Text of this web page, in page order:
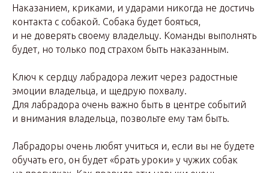
Наказанием, криками, и ударами никогда не достичь
контакта с собакой. Собака будет бояться,
и не доверять своему владельцу. Команды выполнять
будет, но только под страхом быть наказанным.
Ключ к сердцу лабрадора лежит через радостные
эмоции владельца, и щедрую похвалу.
Для лабрадора очень важно быть в центре событий
и внимания владельца, позвольте ему там быть.
Лабрадоры очень любят учиться и, если вы не будете
обучать его, он будет «брать уроки» у чужих собак